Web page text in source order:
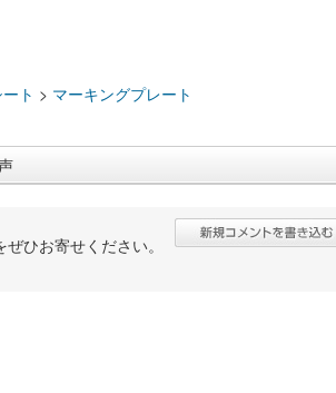
ト > マーキングプレート
ひお寄せください。